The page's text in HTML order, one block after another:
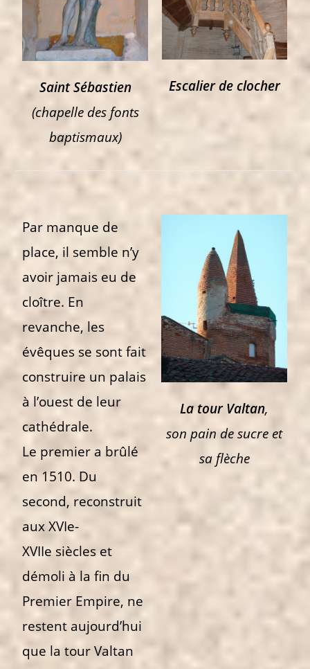
Saint Sébastien
(chapelle des fonts
baptismaux)
Escalier de clocher
Par manque de
place, il semble n’y
avoir jamais eu de
cloître. En
revanche, les
évêques se sont fait
construire un palais
à l’ouest de leur
cathédrale.
Le premier a brûlé
en 1510. Du
second, reconstruit
aux XVIe-
XVIIe siècles et
démoli à la fin du
Premier Empire, ne
restent aujourd’hui
que la tour Valtan
La tour Valtan,
son pain de sucre et
sa flèche